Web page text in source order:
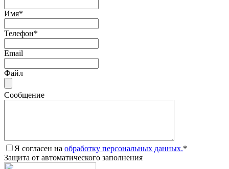
Имя*
Телефон*
Email
Файл
Сообщение
Я согласен на обработку персональных данных.*
Защита от автоматического заполнения